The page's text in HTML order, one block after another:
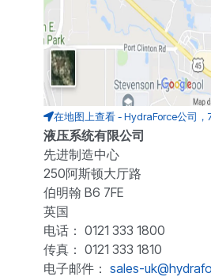
在地图上查看 - HydraForce公司
液压系统有限公司
先进制造中心
250阿斯顿大厅路
伯明翰 B6 7FE
英国
电话： 0121 333 1800
传真： 0121 333 1810
电子邮件： sales-